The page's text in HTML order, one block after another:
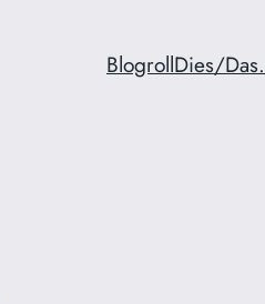
BlogrollDies/Das.